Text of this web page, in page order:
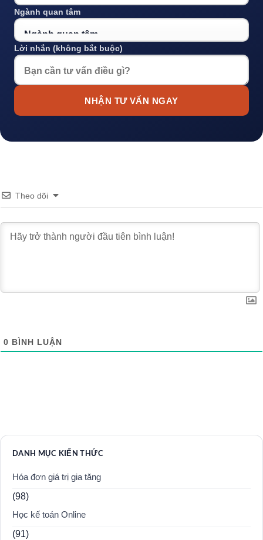
Ngành quan tâm
Lời nhắn (không bắt buộc)
NHẬN TƯ VẤN NGAY
Theo dõi
0 BÌNH LUẬN
DANH MỤC KIẾN THỨC
Hóa đơn giá trị gia tăng
(98)
Học kế toán Online
(91)